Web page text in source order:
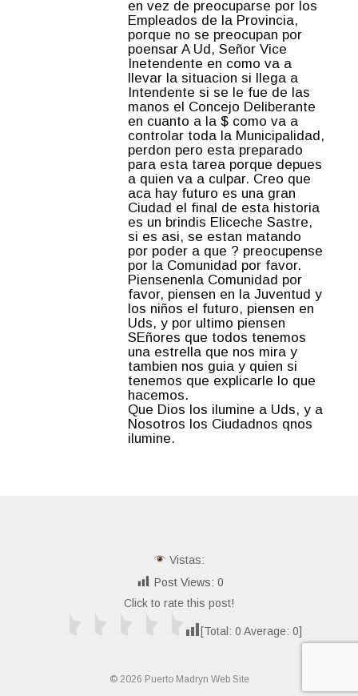
en vez de preocuparse por los
Empleados de la Provincia,
porque no se preocupan por
poensar A Ud, Señor Vice
Inetendente en como va a
llevar la situacion si llega a
Intendente si se le fue de las
manos el Concejo Deliberante
en cuanto a la $ como va a
controlar toda la Municipalidad,
perdon pero esta preparado
para esta tarea porque depues
a quien va a culpar. Creo que
aca hay futuro es una gran
Ciudad el final de esta historia
es un brindis Eliceche Sastre,
si es asi, se estan matando
por poder a que ? preocupense
por la Comunidad por favor.
Piensenenla Comunidad por
favor, piensen en la Juventud y
los niños el futuro, piensen en
Uds, y por ultimo piensen
SEñores que todos tenemos
una estrella que nos mira y
tambien nos guia y quien si
tenemos que explicarle lo que
hacemos.
Que Dios los ilumine a Uds, y a
Nosotros los Ciudadnos qnos
ilumine.
Vistas:
Post Views: 0
Click to rate this post!
[Total: 0 Average: 0]
© 2026 Puerto Madryn Web Site